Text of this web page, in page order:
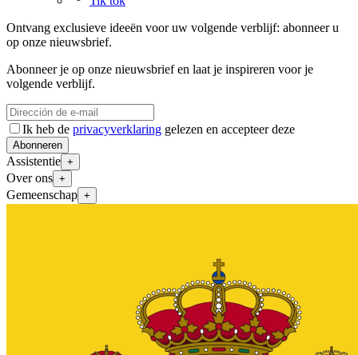
Ontvang exclusieve ideeën voor uw volgende verblijf: abonneer u
op onze nieuwsbrief.
Abonneer je op onze nieuwsbrief en laat je inspireren voor je
volgende verblijf.
Ik heb de privacyverklaring gelezen en accepteer deze
Abonneren
Assistentie +
Over ons +
Gemeenschap +